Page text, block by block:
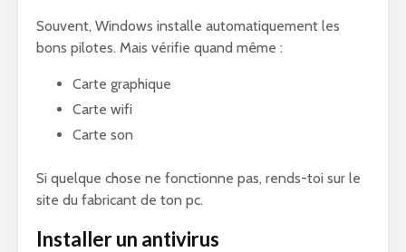
Souvent, Windows installe automatiquement les
bons pilotes. Mais vérifie quand même :
Carte graphique
Carte wifi
Carte son
Si quelque chose ne fonctionne pas, rends-toi sur le
site du fabricant de ton pc.
Installer un antivirus